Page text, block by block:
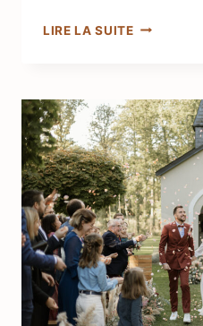
LIRE LA SUITE